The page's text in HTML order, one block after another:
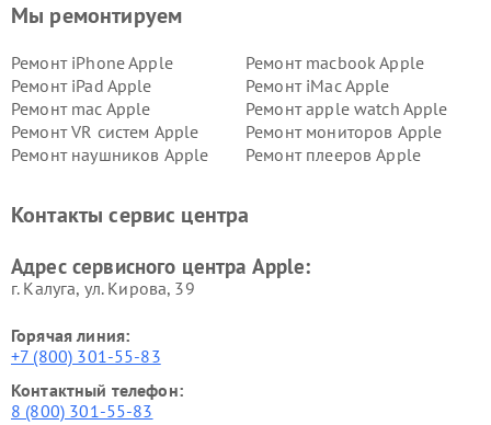
Мы ремонтируем
Ремонт iPhone Apple
Ремонт macbook Apple
Ремонт iPad Apple
Ремонт iMac Apple
Ремонт mac Apple
Ремонт apple watch Apple
Ремонт VR систем Apple
Ремонт мониторов Apple
Ремонт наушников Apple
Ремонт плееров Apple
Контакты сервис центра
Адрес сервисного центра Apple:
г. Калуга, ул. Кирова, 39
Горячая линия:
+7 (800) 301-55-83
Контактный телефон:
8 (800) 301-55-83